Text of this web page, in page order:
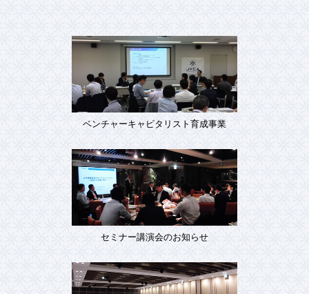
ベンチャーキャピタリスト育成事業
セミナー講演会のお知らせ